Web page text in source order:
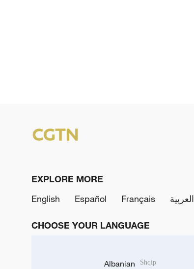
EXPLORE MORE
English
Español Français العربية
CHOOSE YOUR LANGUAGE
Albanian Shqip